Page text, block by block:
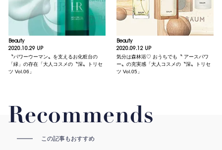
Beauty
2020.10.29 UP
〝パワーウーマン〟を支えるお化粧台の
「緑」の存在「大人コスメの〝深〟トリセ
ツ Vol.06」
Beauty
2020.09.12 UP
気分は森林浴♡ おうちでも〝 アースパワ
ー〟の充実感「大人コスメの〝深〟トリセ
ツ Vol.05」
Recommends
この記事もおすすめ